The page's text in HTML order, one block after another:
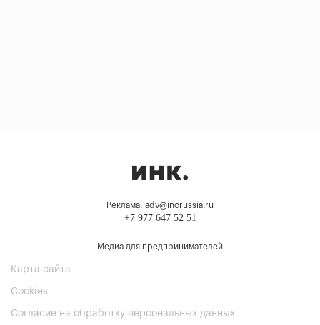
Реклама: adv@incrussia.ru
+7 977 647 52 51
Медиа для предпринимателей
Карта сайта
Cookies
Согласие на обработку персональных данных